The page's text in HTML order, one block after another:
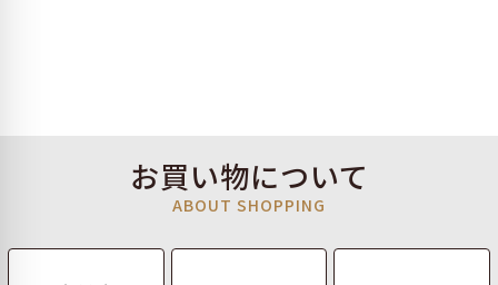
お買い物について
ABOUT SHOPPING